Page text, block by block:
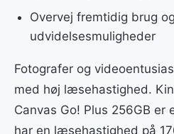
Overvej fremtidig brug og
udvidelsesmuligheder
Fotografer og
med høj læsehastighed.
Canvas Go! Plus 256GB er
har en læsehastighed på